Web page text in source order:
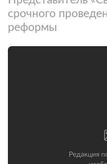
срочного
реформы